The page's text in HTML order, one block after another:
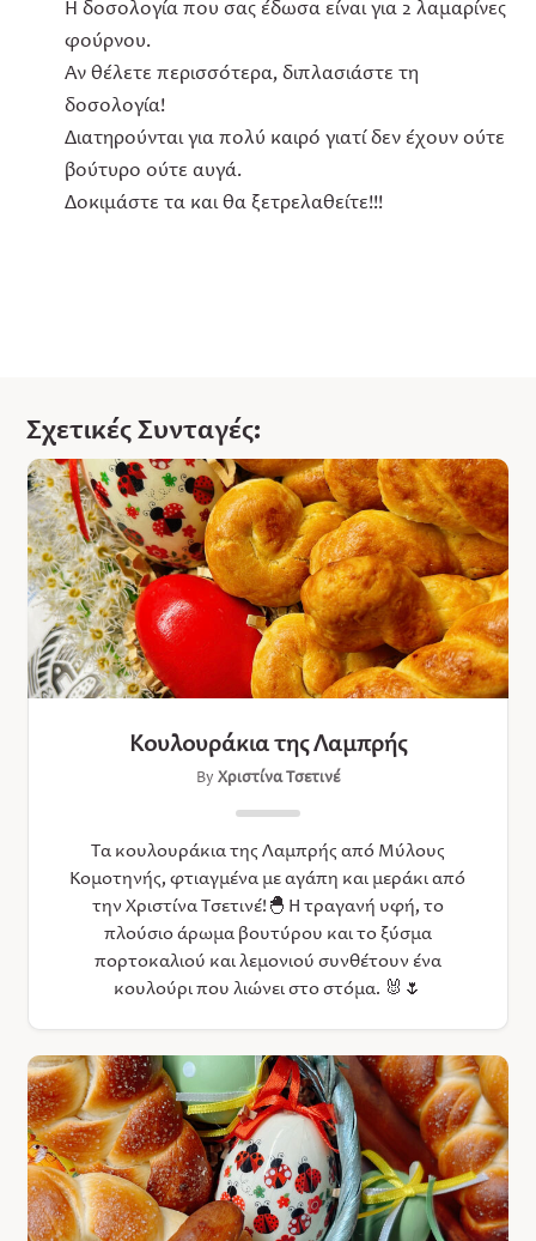
Η δοσολογία που σας έδωσα είναι για 2 λαμαρίνες
φούρνου.
Αν θέλετε περισσότερα, διπλασιάστε τη
δοσολογία!
Διατηρούνται για πολύ καιρό γιατί δεν έχουν ούτε
βούτυρο ούτε αυγά.
Δοκιμάστε τα και θα ξετρελαθείτε!!!
Σχετικές Συνταγές:
Κουλουράκια της Λαμπρής
By Χριστίνα Τσετινέ
Τα κουλουράκια της Λαμπρής από Μύλους
Κομοτηνής, φτιαγμένα με αγάπη και μεράκι από
την Χριστίνα Τσετινέ!🐣 Η τραγανή υφή, το
πλούσιο άρωμα βουτύρου και τo ξύσμα
πορτοκαλιού και λεμονιού συνθέτουν ένα
κουλούρι που λιώνει στο στόμα. 🐰🌷